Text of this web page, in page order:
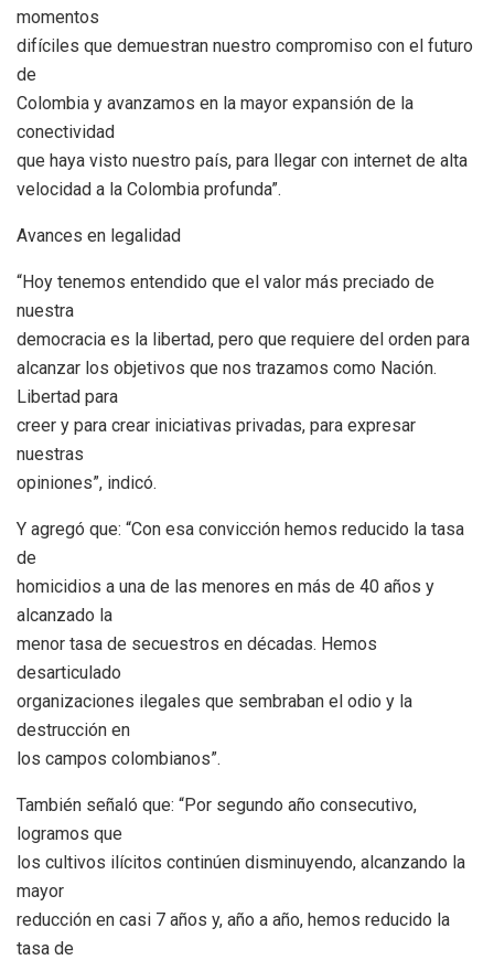
momentos
difíciles que demuestran nuestro compromiso con el futuro
de
Colombia y avanzamos en la mayor expansión de la
conectividad
que haya visto nuestro país, para llegar con internet de alta
velocidad a la Colombia profunda”.
Avances en legalidad
“Hoy tenemos entendido que el valor más preciado de
nuestra
democracia es la libertad, pero que requiere del orden para
alcanzar los objetivos que nos trazamos como Nación.
Libertad para
creer y para crear iniciativas privadas, para expresar
nuestras
opiniones”, indicó.
Y agregó que: “Con esa convicción hemos reducido la tasa
de
homicidios a una de las menores en más de 40 años y
alcanzado la
menor tasa de secuestros en décadas. Hemos
desarticulado
organizaciones ilegales que sembraban el odio y la
destrucción en
los campos colombianos”.
También señaló que: “Por segundo año consecutivo,
logramos que
los cultivos ilícitos continúen disminuyendo, alcanzando la
mayor
reducción en casi 7 años y, año a año, hemos reducido la
tasa de